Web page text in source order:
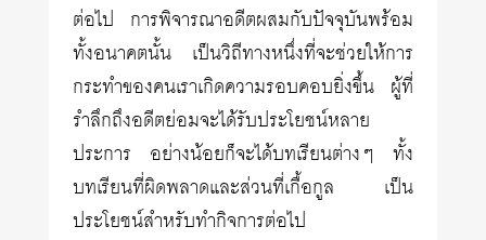
ต่อไป การพิจารณาอดีตผสมกับปัจจุบันพร้อม
ทั้งอนาคตนั้น เป็นวิถีทางหนึ่งที่จะช่วยให้การ
กระทำของคนเราเกิดความรอบคอบยิ่งขึ้น ผู้ที่
รำลึกถึงอดีตย่อมจะได้รับประโยชน์หลาย
ประการ อย่างน้อยก็จะได้บทเรียนต่างๆ ทั้ง
บทเรียนที่ผิดพลาดและส่วนที่เกื้อกูล เป็น
ประโยชน์สำหรับทำกิจการต่อไป